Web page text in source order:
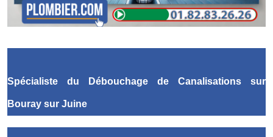
Spécialiste du Débouchage de Canalisations sur
Bouray sur Juine